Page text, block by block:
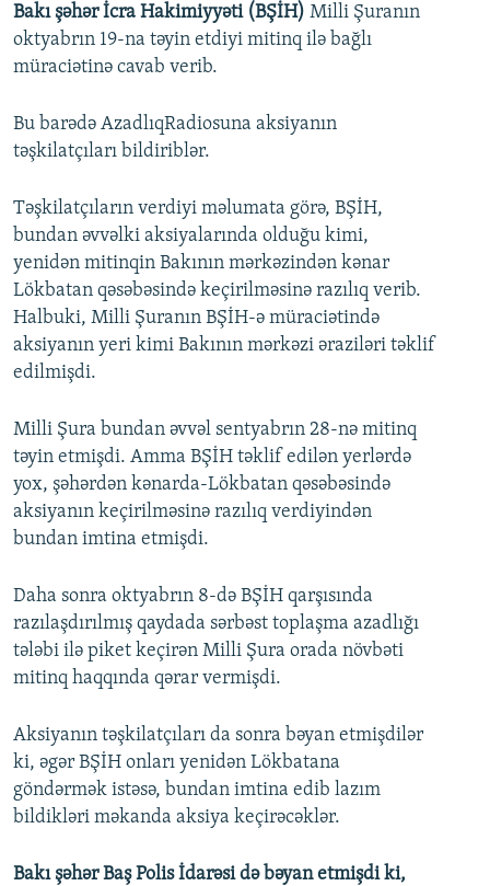
Bakı şəhər İcra Hakimiyyəti (BŞİH) Milli Şuranın
oktyabrın 19-na təyin etdiyi mitinq ilə bağlı
müraciətinə cavab verib.
Bu barədə AzadlıqRadiosuna aksiyanın
təşkilatçıları bildiriblər.
Təşkilatçıların verdiyi məlumata görə, BŞİH,
bundan əvvəlki aksiyalarında olduğu kimi,
yenidən mitinqin Bakının mərkəzindən kənar
Lökbatan qəsəbəsində keçirilməsinə razılıq verib.
Halbuki, Milli Şuranın BŞİH-ə müraciətində
aksiyanın yeri kimi Bakının mərkəzi əraziləri təklif
edilmişdi.
Milli Şura bundan əvvəl sentyabrın 28-nə mitinq
təyin etmişdi. Amma BŞİH təklif edilən yerlərdə
yox, şəhərdən kənarda-Lökbatan qəsəbəsində
aksiyanın keçirilməsinə razılıq verdiyindən
bundan imtina etmişdi.
Daha sonra oktyabrın 8-də BŞİH qarşısında
razılaşdırılmış qaydada sərbəst toplaşma azadlığı
tələbi ilə piket keçirən Milli Şura orada növbəti
mitinq haqqında qərar vermişdi.
Aksiyanın təşkilatçıları da sonra bəyan etmişdilər
ki, əgər BŞİH onları yenidən Lökbatana
göndərmək istəsə, bundan imtina edib lazım
bildikləri məkanda aksiya keçirəcəklər.
Bakı şəhər Baş Polis İdarəsi də bəyan etmişdi ki,